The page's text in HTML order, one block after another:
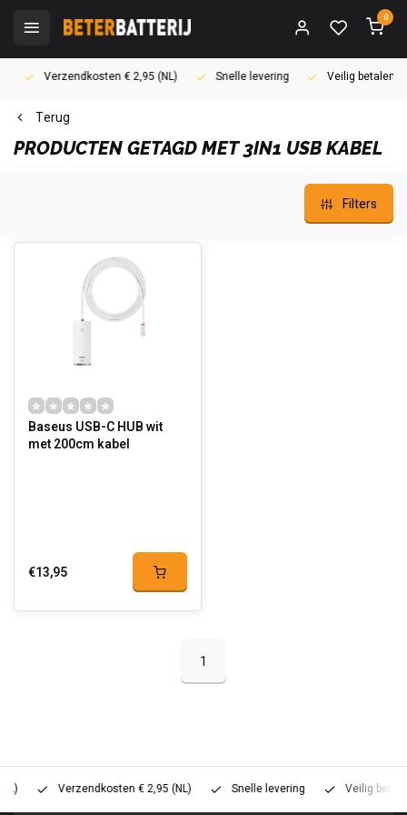
0
Verzendkosten € 2,95 (NL) Snelle levering Veilig betalen
Terug
PRODUCTEN GETAGD MET 3IN1 USB KABEL
Filters
Baseus USB-C HUB wit
met 200cm kabel
€13,95
1
Verzendkosten € 2,95 (NL) Snelle levering Veilig betalen